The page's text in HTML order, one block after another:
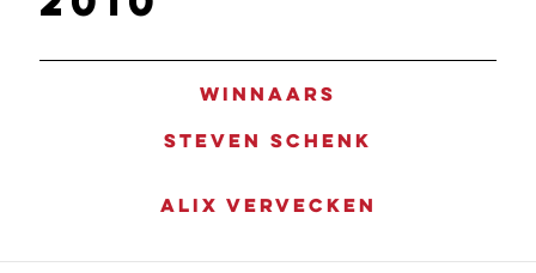
Winnaars
Steven Schenk
Alix Vervecken